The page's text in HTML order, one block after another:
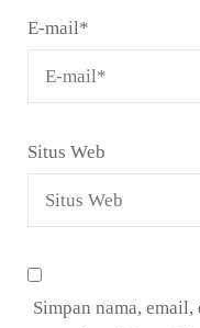
E-mail*
Situs Web
Simpan nama, email,